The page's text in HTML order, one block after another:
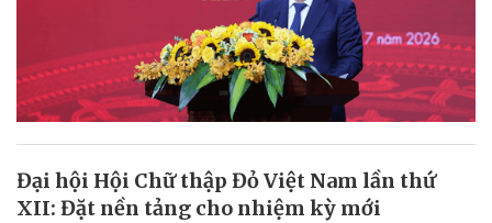
Đại hội Hội Chữ thập Đỏ Việt Nam lần thứ
XII: Đặt nền tảng cho nhiệm kỳ mới